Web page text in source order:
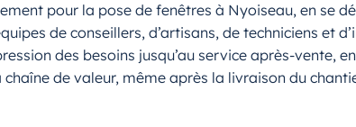
pour la pose de fenêtres à Nyoiseau, en se
de conseillers, d’artisans, de techniciens et
des besoins jusqu’au service après-vente,
de valeur, même après la livraison du